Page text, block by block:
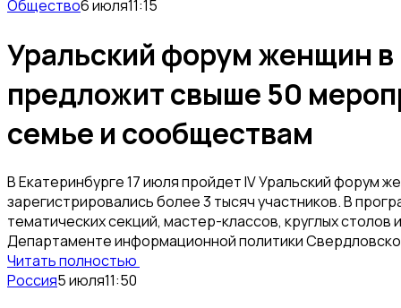
Общество6 июля11:15
Уральский форум женщин в
предложит свыше 50
семье и сообществам
В Екатеринбурге 17 июля пройдет IV Уральский форум
зарегистрировались более 3 тысяч участников. В
тематических секций, мастер-классов, круглых столов
Департаменте информационной политики
Читать полностью
Россия5 июля11:50